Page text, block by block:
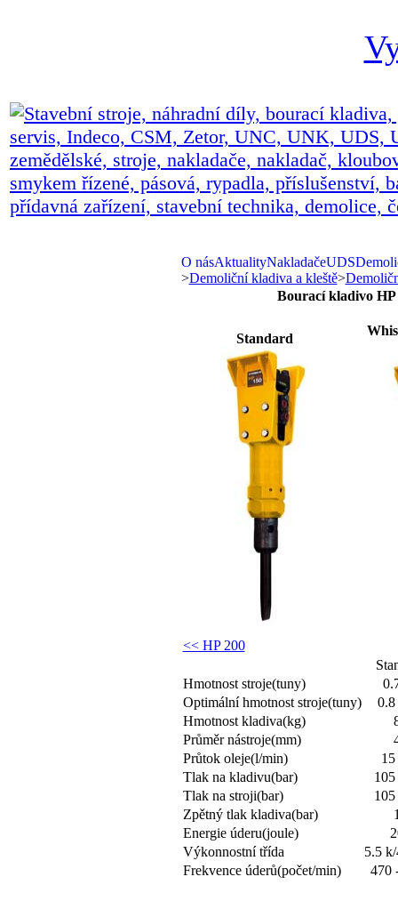
O násAktualityNakladačeUDS
>Demoliční kladiva a kleště>
Bourací kladivo HP
Standard
<< HP 200
Hmotnost stroje(tuny)
Optimální hmotnost stroje(tuny)
0.8
Hmotnost kladiva(kg)
Průměr nástroje(mm)
Průtok oleje(l/min)
Tlak na kladivu(bar)
Tlak na stroji(bar)
Zpětný tlak kladiva(bar)
Energie úderu(joule)
Výkonnostní třída
5.5
Frekvence úderů(počet/min)
470